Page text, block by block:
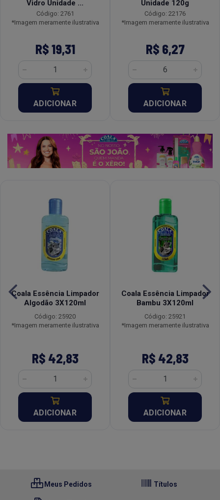
Vidro Unidade ...
Código: 2761
*Imagem meramente ilustrativa
R$ 19,31
ADICIONAR
Unidade 120g
Código: 22176
*Imagem meramente ilustrativa
R$ 6,27
ADICIONAR
Coala Essência Limpador
Algodão 3X120ml
Código: 25920
*Imagem meramente ilustrativa
R$ 42,83
ADICIONAR
Coala Essência Limpador
Bambu 3X120ml
Código: 25921
*Imagem meramente ilustrativa
R$ 42,83
ADICIONAR
Meus Pedidos Títulos